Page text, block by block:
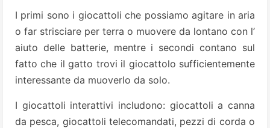
I primi sono i giocattoli che possiamo agitare in aria
o far strisciare per terra o muovere da lontano con l’
aiuto delle batterie, mentre i secondi contano sul
fatto che il gatto trovi il giocattolo sufficientemente
interessante da muoverlo da solo.
I giocattoli interattivi includono: giocattoli a canna
da pesca, giocattoli telecomandati, pezzi di corda o